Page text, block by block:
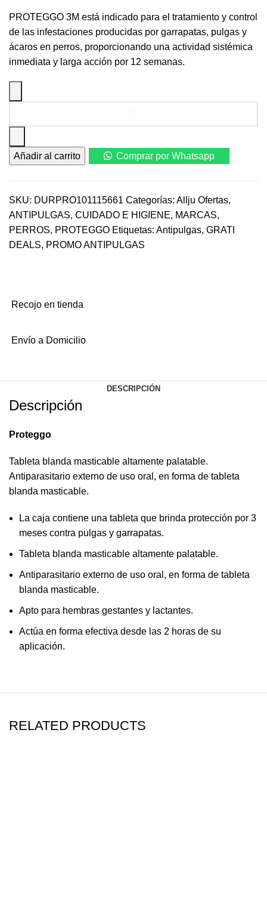
S/127.00.S/124.32.
PROTEGGO 3M está indicado para el tratamiento y control
de las infestaciones producidas por garrapatas, pulgas y
ácaros en perros, proporcionando una actividad sistémica
inmediata y larga acción por 12 semanas.
1000
mg
(20
a
40
Añadir al carrito Comprar por Whatsapp
SKU: DURPRO101115661 Categorías: Allju Ofertas,
ANTIPULGAS, CUIDADO E HIGIENE, MARCAS,
PERROS, PROTEGGO Etiquetas: Antipulgas, GRATI
DEALS, PROMO ANTIPULGAS
Recojo en tienda
Envío a Domicilio
DESCRIPCIÓN
Descripción
Proteggo
Tableta blanda masticable altamente palatable.
Antiparasitario externo de uso oral, en forma de tableta
blanda masticable.
La caja contiene una tableta que brinda protección por 3
meses contra pulgas y garrapatas.
Tableta blanda masticable altamente palatable.
Antiparasitario externo de uso oral, en forma de tableta
blanda masticable.
Apto para hembras gestantes y lactantes.
Actúa en forma efectiva desde las 2 horas de su
aplicación.
RELATED PRODUCTS